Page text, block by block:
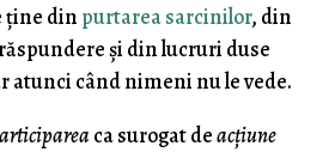
ține din purtarea sarcinilor, din
și din lucruri duse
atunci când nimeni nu le vede.
ca surogat deacțiune